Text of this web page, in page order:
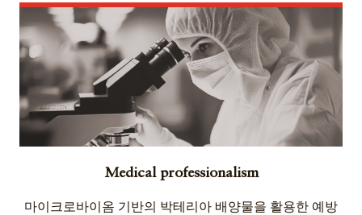
Medical professionalism
마이크로바이옴 기반의 박테리아 배양물을 활용한 예방